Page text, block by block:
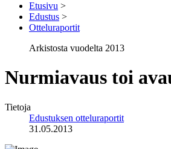
Etusivu >
Edustus >
Otteluraportit
Arkistosta vuodelta 2013
Nurmiavaus toi
Tietoja
Edustuksen otteluraportit
31.05.2013